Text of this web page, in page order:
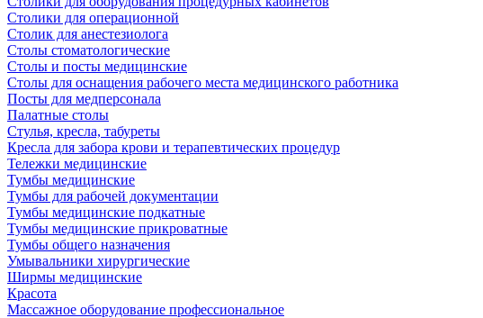
Столики для операционной
Столик для анестезиолога
Столы стоматологические
Столы и посты медицинские
Столы для оснащения рабочего места медицинского работника
Посты для медперсонала
Палатные столы
Стулья, кресла, табуреты
Кресла для забора крови и терапевтических процедур
Тележки медицинские
Тумбы медицинские
Тумбы для рабочей документации
Тумбы медицинские подкатные
Тумбы медицинские прикроватные
Тумбы общего назначения
Умывальники хирургические
Ширмы медицинские
Красота
Массажное оборудование профессиональное